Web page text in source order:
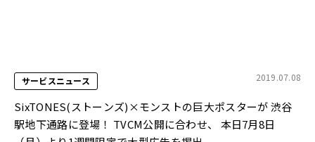
サービスニュース 2019.07.08
SixTONES(ストーンズ)×モンストの巨大ポスターが 渋谷
駅地下通路に登場！ TVCM公開に合わせ、 本日7月8日